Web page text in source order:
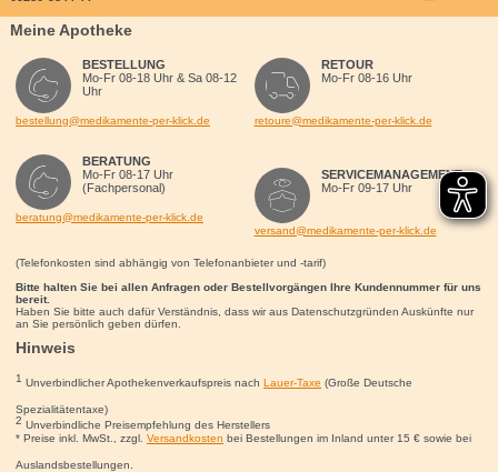
Meine Apotheke
BESTELLUNG
Mo-Fr 08-18 Uhr & Sa 08-12
Uhr
bestellung@medikamente-per-klick.de
BERATUNG
Mo-Fr 08-17 Uhr
(Fachpersonal)
beratung@medikamente-per-klick.de
RETOUR
Mo-Fr 08-16 Uhr
retoure@medikamente-per-klick.de
SERVICEMANAGEMENT
Mo-Fr 09-17 Uhr
versand@medikamente-per-klick.de
(Telefonkosten sind abhängig von Telefonanbieter und -tarif)
Bitte halten Sie bei allen Anfragen oder Bestellvorgängen Ihre Kundennummer für uns
bereit.
Haben Sie bitte auch dafür Verständnis, dass wir aus Datenschutzgründen Auskünfte nur
an Sie persönlich geben dürfen.
Hinweis
1 Unverbindlicher Apothekenverkaufspreis nach Lauer-Taxe (Große Deutsche
Spezialitätentaxe)
2 Unverbindliche Preisempfehlung des Herstellers
* Preise inkl. MwSt., zzgl. Versandkosten bei Bestellungen im Inland unter 15 €sowie bei
Auslandsbestellungen.